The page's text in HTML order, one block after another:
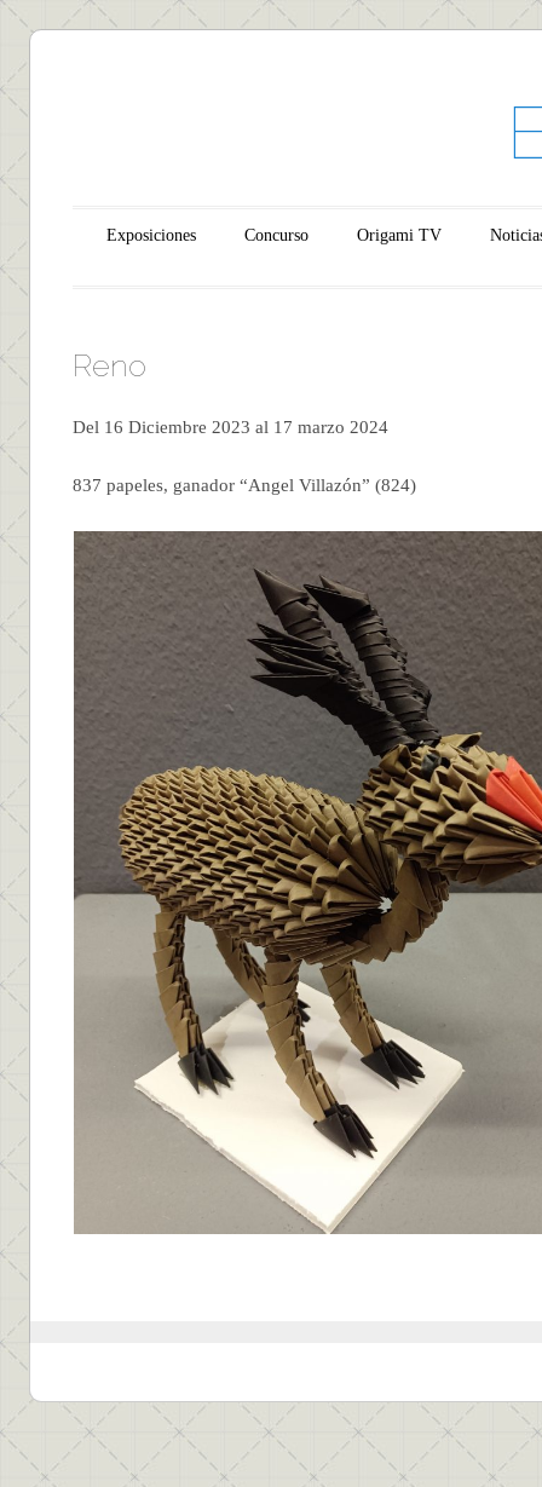
Main menu
Skip to content
Exposiciones Concurso Origami TV
Reno
Del 16 Diciembre 2023 al 17 marzo 2024
837 papeles, ganador “Angel Villazón” (824)